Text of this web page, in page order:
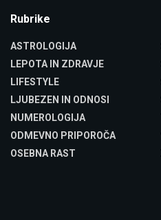
Rubrike
ASTROLOGIJA
LEPOTA IN ZDRAVJE
LIFESTYLE
LJUBEZEN IN ODNOSI
NUMEROLOGIJA
ODMEVNO PRIPOROČA
OSEBNA RAST